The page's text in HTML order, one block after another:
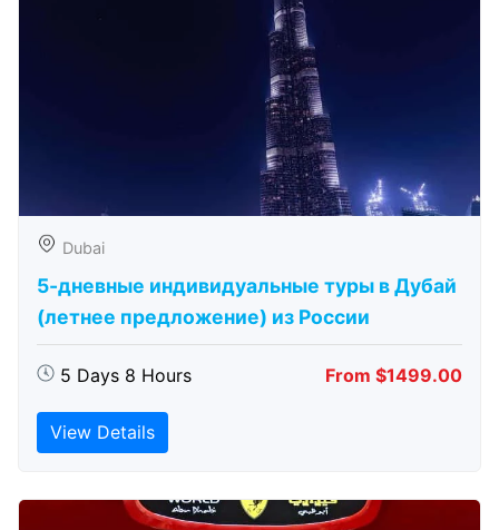
Dubai
5-дневные индивидуальные туры в Дубай
(летнее предложение) из России
5 Days 8 Hours From $1499.00
View Details